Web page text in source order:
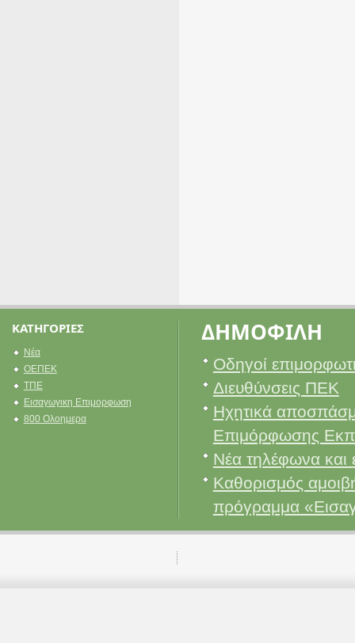
ΚΑΤΗΓΟΡΙΕΣ
Νέα
ΟΕΠΕΚ
ΤΠΕ
Εισαγωγικη Επιμορφωση
800 Ολοημερα
ΔΗΜΟΦΙΛΗ
Οδηγοί
Διευθύνσεις ΠΕΚ
Ηχητικά
Επιμόρφωσης
Νέα τηλέφωνα και
Καθορισμός
πρόγραμμα